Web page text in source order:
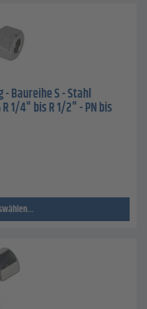
Baureihe S - Stahl
1/4" bis R 1/2" - PN bis